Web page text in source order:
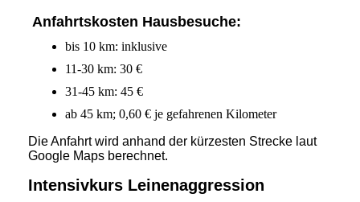
Anfahrtskosten Hausbesuche:
bis 10 km: inklusive
11-30 km: 30 €
31-45 km: 45 €
ab 45 km; 0,60 € je gefahrenen Kilometer
Die Anfahrt wird anhand der kürzesten Strecke laut
Google Maps berechnet.
Intensivkurs Leinenaggression